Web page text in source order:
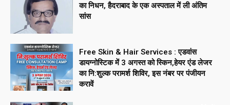
का निधन, हैदराबाद के एक अस्पताल में ली अंतिम
सांस
Free Skin & Hair Services : एडवांस
डायग्नोस्टिक में 3 अगस्त को स्किन,हेयर एंड लेजर
का नि:शुल्क परामर्श शिविर, इस नंबर पर पंजीयन
करावें